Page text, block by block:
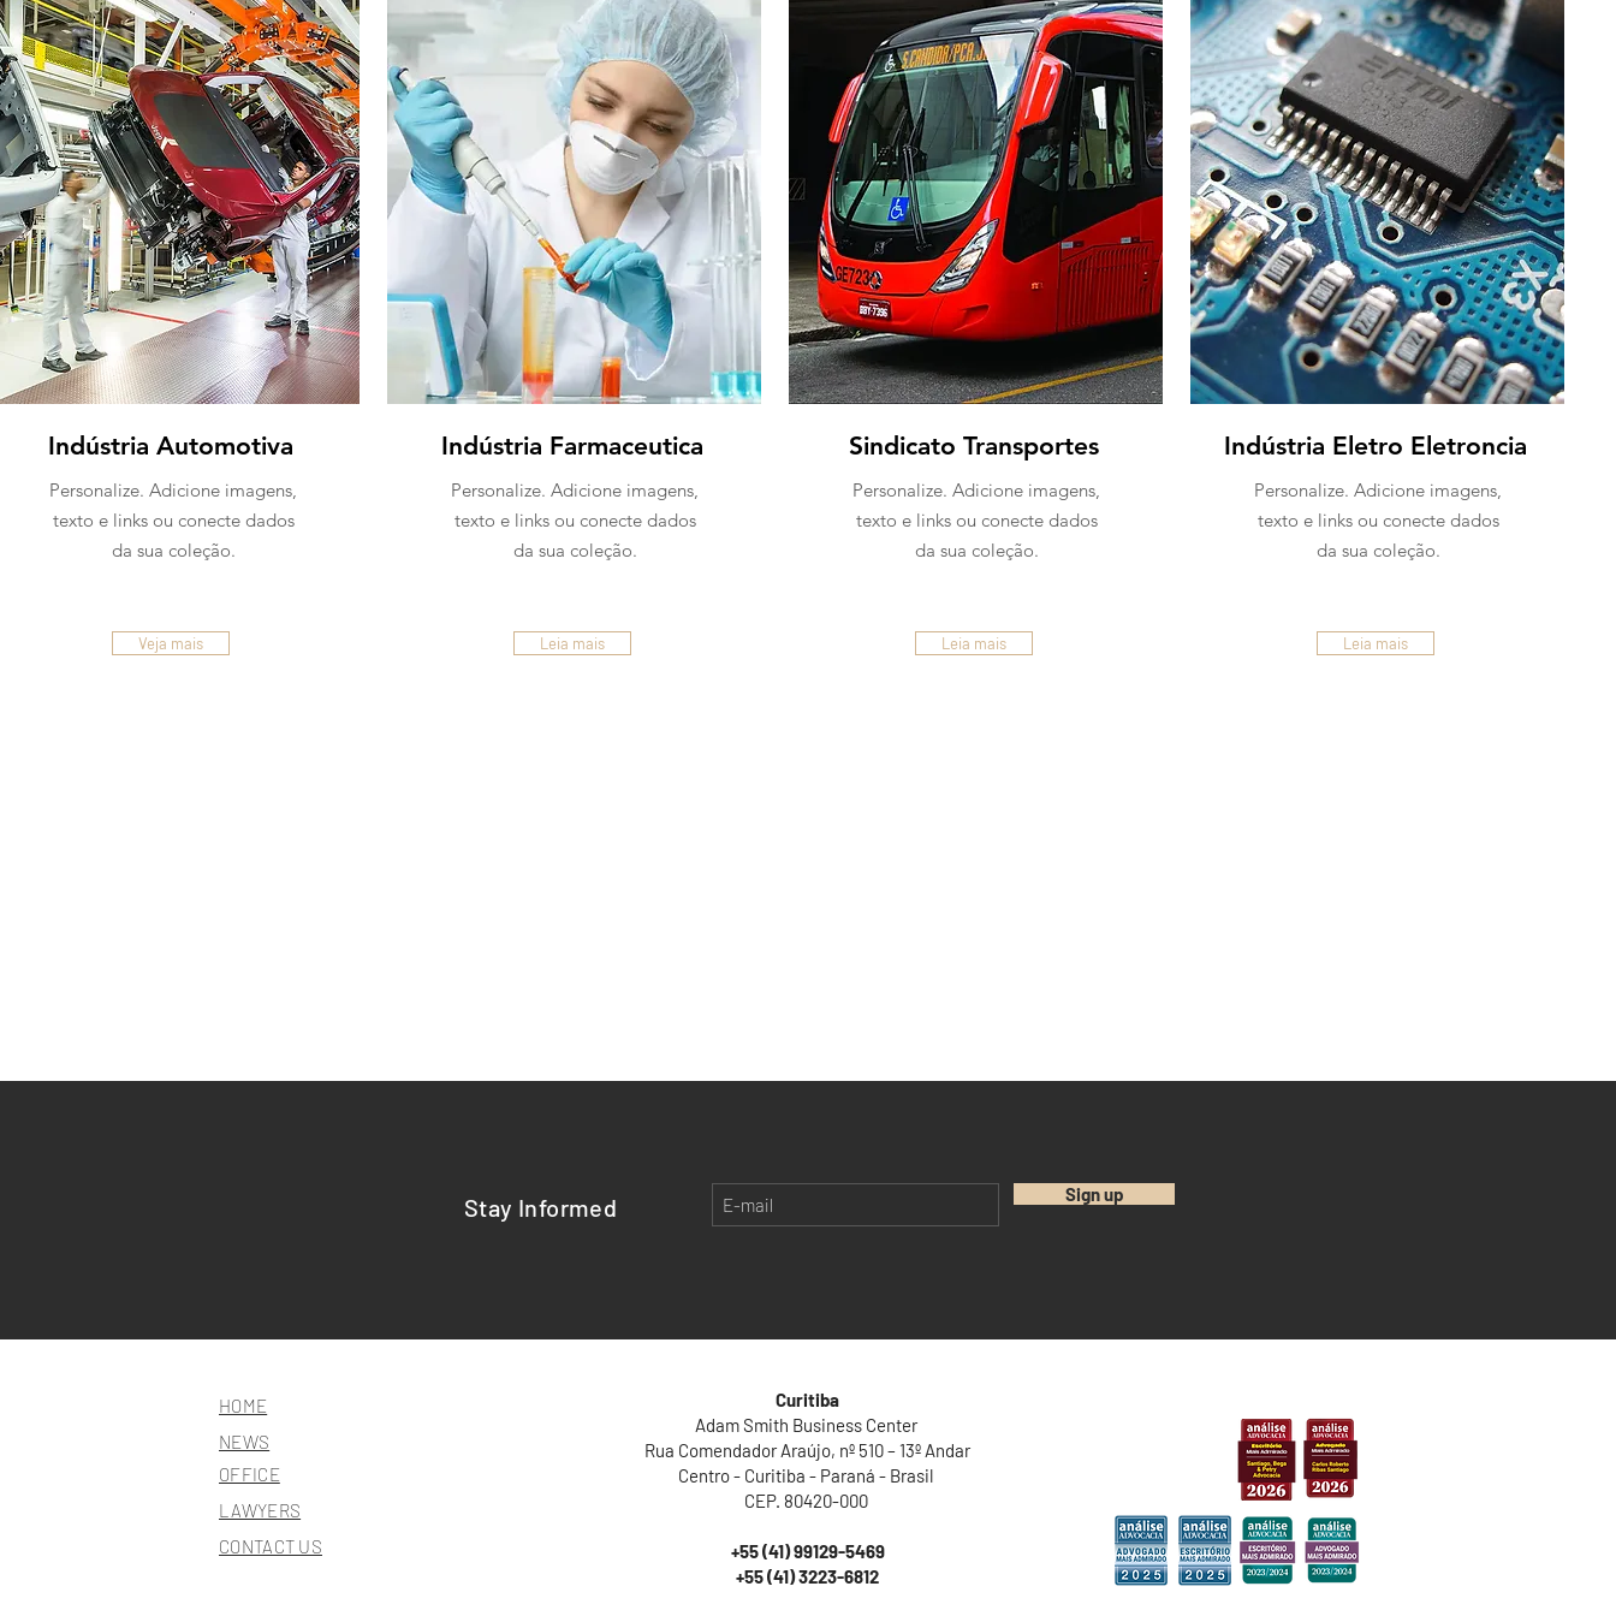
Indústria Automotiva
Personalize. Adicione imagens,
texto e links ou conecte dados
da sua coleção.
Veja mais
Indústria Farmaceutica
Personalize. Adicione imagens,
texto e links ou conecte dados
da sua coleção.
Leia mais
Sindicato Transportes
Personalize. Adicione imagens,
texto e links ou conecte dados
da sua coleção.
Leia mais
Indústria Eletro Eletroncia
Personalize. Adicione imagens,
texto e links ou conecte dados
da sua coleção.
Leia mais
Stay Informed Sign up
HOME
NEWS
OFFICE
LAWYERS
CONTACT US
Curitiba
Adam Smith Business Center
Rua Comendador Araújo, nº 510 – 13º Andar
Centro - Curitiba - Paraná - Brasil
CEP. 80420-000
+55 (41) 99129-5469
+55 (41) 3223-6812